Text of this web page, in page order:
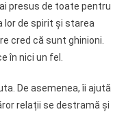
presus de toate pentru
de spirit și starea
cred că sunt ghinioni.
în nici un fel.
De asemenea, îi ajută
relații se destramă și